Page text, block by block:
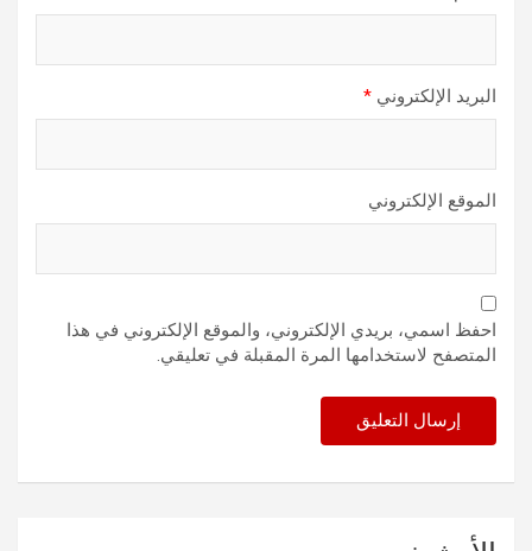
البريد الإلكتروني *
الموقع الإلكتروني
احفظ اسمي، بريدي الإلكتروني، والموقع الإلكتروني في هذا
المتصفح لاستخدامها المرة المقبلة في تعليقي.